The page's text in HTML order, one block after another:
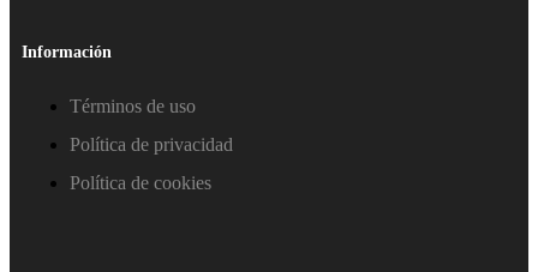
Información
Términos de uso
Política de privacidad
Política de cookies